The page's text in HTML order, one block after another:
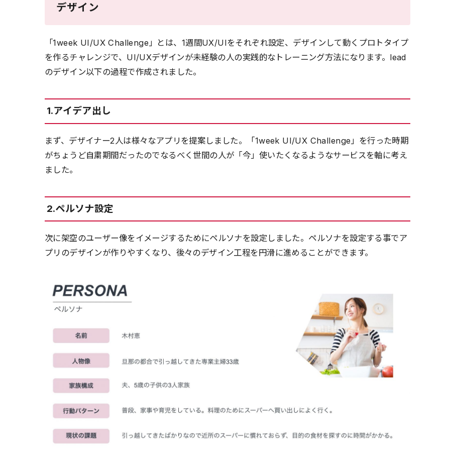
デザイン
「1week UI/UX Challenge」とは、1週間UX/UIをそれぞれ設定、デザインして動くプロトタイプ
を作るチャレンジで、UI/UXデザインが未経験の人の実践的なトレーニング方法になります。lead
のデザイン以下の過程で作成されました。
1.アイデア出し
まず、デザイナー2人は様々なアプリを提案しました。「1week UI/UX Challenge」を行った時期
がちょうど自粛期間だったのでなるべく世間の人が「今」使いたくなるようなサービスを軸に考え
ました。
2.ペルソナ設定
次に架空のユーザー像をイメージするためにペルソナを設定しました。ペルソナを設定する事でア
プリのデザインが作りやすくなり、後々のデザイン工程を円滑に進めることができます。